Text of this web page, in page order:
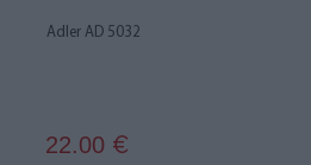
Adler AD 5032
22.00 €